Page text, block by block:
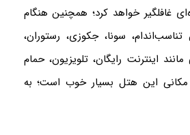
غافلگیر خواهد کرد؛ همچنین هنگام
سونا، جکوزی، رستوران،
اینترنت رایگان، تلویزیون، حمام
مکانی این هتل بسیار خوب است؛ به